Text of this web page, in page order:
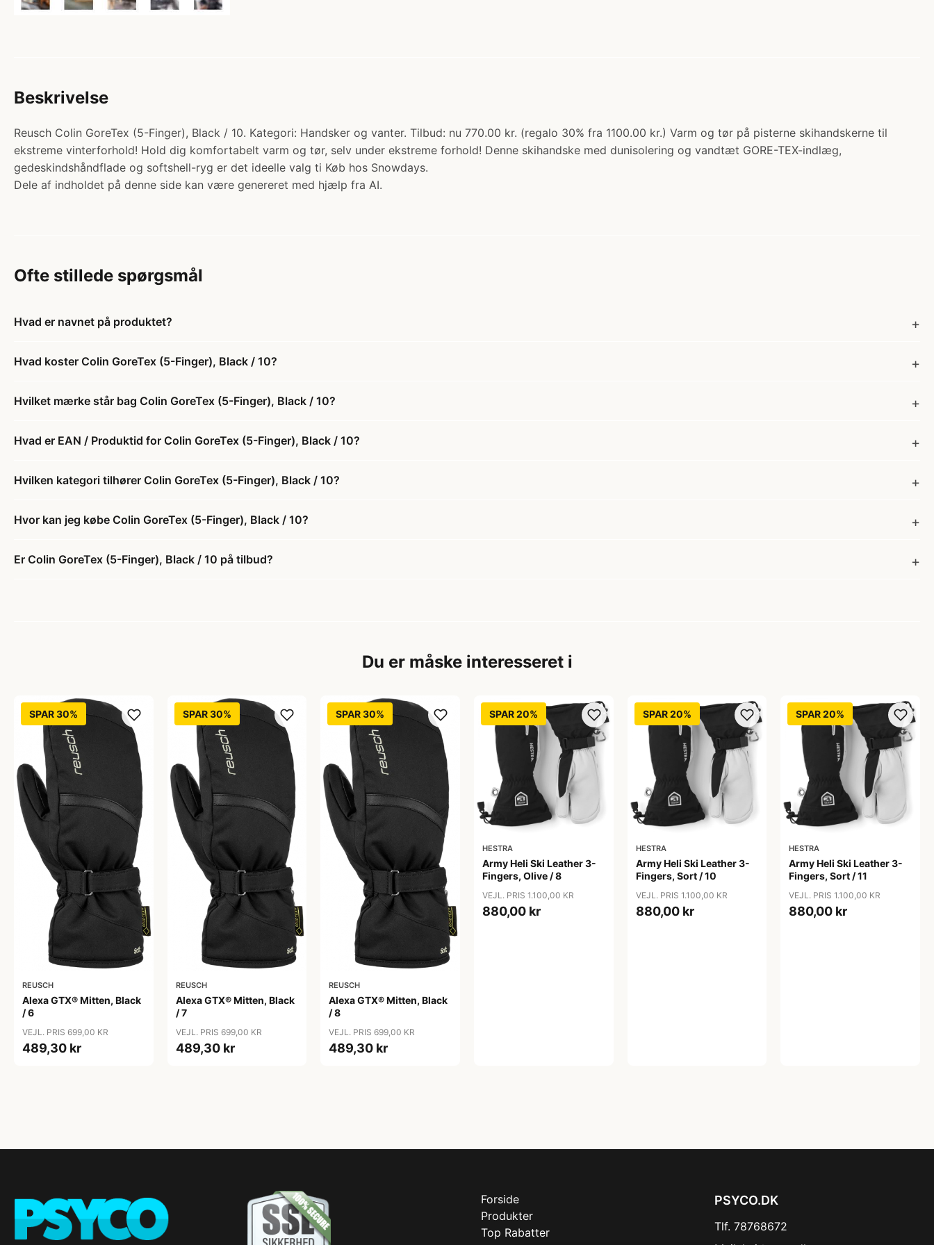
Beskrivelse
Reusch Colin GoreTex (5-Finger), Black / 10. Kategori: Handsker og vanter. Tilbud: nu 770.00 kr. (regalo 30% fra 1100.00 kr.) Varm og tør på pisterne skihandskerne til
ekstreme vinterforhold! Hold dig komfortabelt varm og tør, selv under ekstreme forhold! Denne skihandske med dunisolering og vandtæt GORE-TEX-indlæg,
gedeskindshåndflade og softshell-ryg er det ideelle valg ti Køb hos Snowdays.
Dele af indholdet på denne side kan være genereret med hjælp fra AI.
Ofte stillede spørgsmål
Hvad er navnet på produktet?
Hvad koster Colin GoreTex (5-Finger), Black / 10?
Hvilket mærke står bag Colin GoreTex (5-Finger), Black / 10?
Hvad er EAN / Produktid for Colin GoreTex (5-Finger), Black / 10?
Hvilken kategori tilhører Colin GoreTex (5-Finger), Black / 10?
Hvor kan jeg købe Colin GoreTex (5-Finger), Black / 10?
Er Colin GoreTex (5-Finger), Black / 10 på tilbud?
Du er måske interesseret i
SPAR 30%
REUSCH
Alexa GTX® Mitten, Black
/ 6
VEJL. PRIS 699,00 KR
489,30 kr
SPAR 30%
REUSCH
Alexa GTX® Mitten, Black
/ 7
VEJL. PRIS 699,00 KR
489,30 kr
SPAR 30%
REUSCH
Alexa GTX® Mitten, Black
/ 8
VEJL. PRIS 699,00 KR
489,30 kr
SPAR 20%
HESTRA
Army Heli Ski Leather 3-
Fingers, Olive / 8
VEJL. PRIS 1.100,00 KR
880,00 kr
SPAR 20%
HESTRA
Army Heli Ski Leather 3-
Fingers, Sort / 10
VEJL. PRIS 1.100,00 KR
880,00 kr
SPAR 20%
HESTRA
Army Heli Ski Leather 3-
Fingers, Sort / 11
VEJL. PRIS 1.100,00 KR
880,00 kr
Forside
Produkter
Top Rabatter
PSYCO.DK
Tlf. 78768672